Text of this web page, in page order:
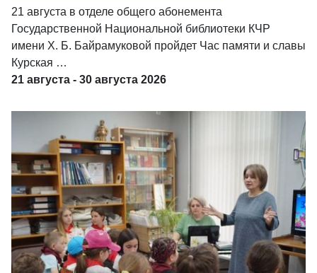
21 августа в отделе общего абонемента
Государственной Национальной библиотеки КЧР
имени Х. Б. Байрамуковой пройдет Час памяти и славы
Курская …
21 августа - 30 августа 2026